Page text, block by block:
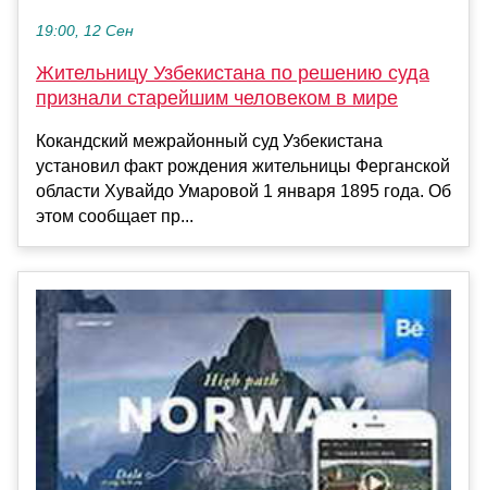
19:00, 12 Сен
Жительницу Узбекистана по решению суда
признали старейшим человеком в мире
Кокандский межрайонный суд Узбекистана
установил факт рождения жительницы Ферганской
области Хувайдо Умаровой 1 января 1895 года. Об
этом сообщает пр...